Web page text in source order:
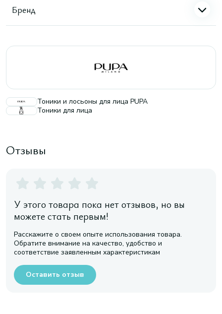
Бренд
Тоники и лосьоны для лица PUPA
Тоники для лица
Отзывы
У этого товара пока нет отзывов, но вы
можете стать первым!
Расскажите о своем опыте использования товара.
Обратите внимание на качество, удобство и
соответствие заявленным характеристикам
Оставить отзыв